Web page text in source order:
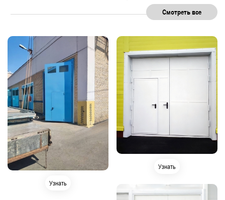
Смотреть все
Узнать
Узнать